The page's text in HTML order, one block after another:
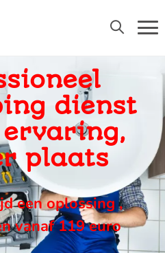
dienst
plaats
een oplossing ,
vanaf 119 euro